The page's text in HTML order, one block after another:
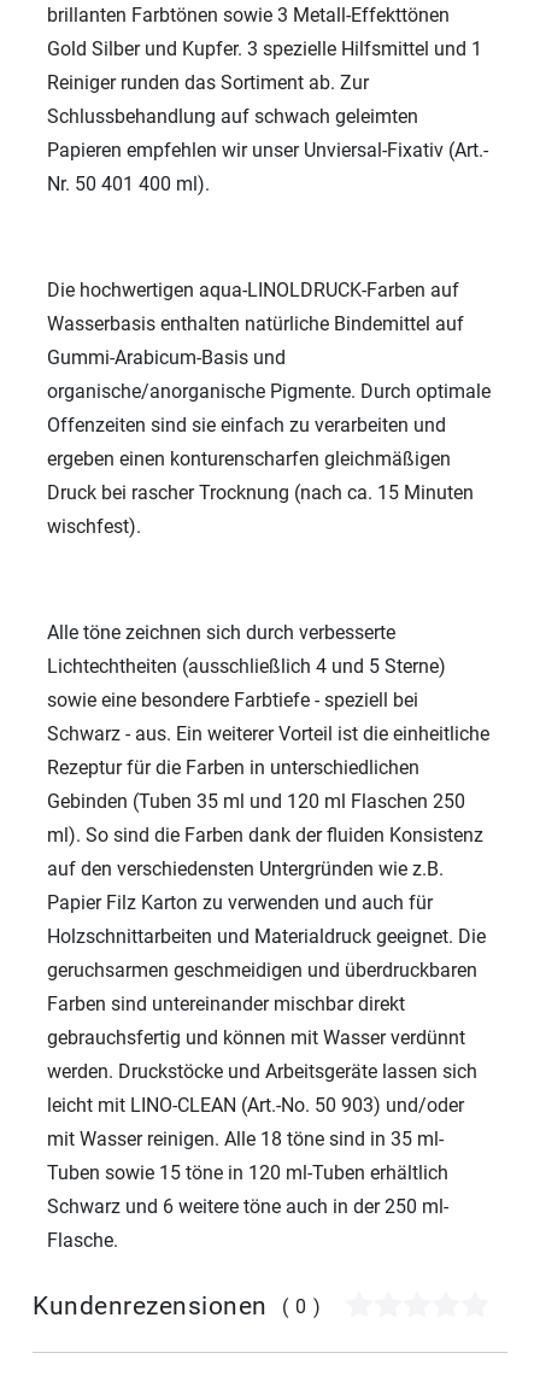
brillanten Farbtönen sowie 3 Metall-Effekttönen
Gold Silber und Kupfer. 3 spezielle Hilfsmittel und 1
Reiniger runden das Sortiment ab. Zur
Schlussbehandlung auf schwach geleimten
Papieren empfehlen wir unser Unviersal-Fixativ (Art.-
Nr. 50 401 400 ml).
Die hochwertigen aqua-LINOLDRUCK-Farben auf
Wasserbasis enthalten natürliche Bindemittel auf
Gummi-Arabicum-Basis und
organische/anorganische Pigmente. Durch optimale
Offenzeiten sind sie einfach zu verarbeiten und
ergeben einen konturenscharfen gleichmäßigen
Druck bei rascher Trocknung (nach ca. 15 Minuten
wischfest).
Alle töne zeichnen sich durch verbesserte
Lichtechtheiten (ausschließlich 4 und 5 Sterne)
sowie eine besondere Farbtiefe - speziell bei
Schwarz - aus. Ein weiterer Vorteil ist die einheitliche
Rezeptur für die Farben in unterschiedlichen
Gebinden (Tuben 35 ml und 120 ml Flaschen 250
ml). So sind die Farben dank der fluiden Konsistenz
auf den verschiedensten Untergründen wie z.B.
Papier Filz Karton zu verwenden und auch für
Holzschnittarbeiten und Materialdruck geeignet. Die
geruchsarmen geschmeidigen und überdruckbaren
Farben sind untereinander mischbar direkt
gebrauchsfertig und können mit Wasser verdünnt
werden. Druckstöcke und Arbeitsgeräte lassen sich
leicht mit LINO-CLEAN (Art.-No. 50 903) und/oder
mit Wasser reinigen. Alle 18 töne sind in 35 ml-
Tuben sowie 15 töne in 120 ml-Tuben erhältlich
Schwarz und 6 weitere töne auch in der 250 ml-
Flasche.
Kundenrezensionen (0)